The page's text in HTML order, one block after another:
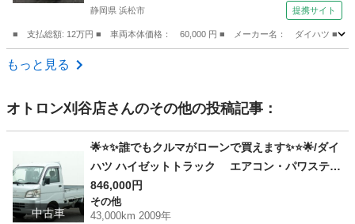
静岡県 浜松市 提携サイト
■ 支払総額: 12万円 ■ 車両本体価格： 60,000 円 ■ メーカー名： ダイハツ ■
静岡 浜松市
もっと見る
オトロン刈谷店さんのその他の投稿記事：
中古車
🌟⭐️✨誰でもクルマがローンで買えます✨⭐️🌟/ダイ
ハツ ハイゼットトラック エアコン・パワステ
スペシャル
846,000円
その他
43,000km 2009年